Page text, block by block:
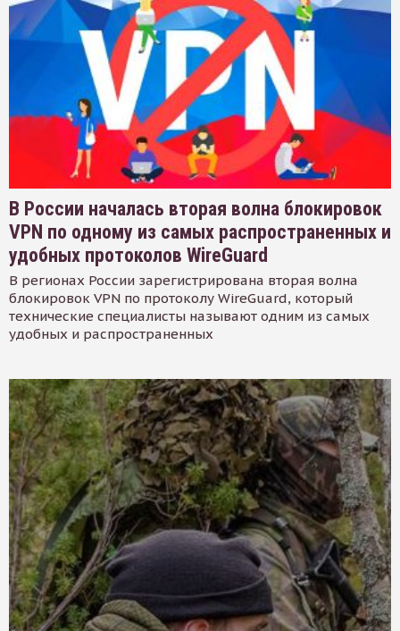
В России началась вторая волна блокировок
VPN по одному из самых распространенных и
удобных протоколов WireGuard
В регионах России зарегистрирована вторая волна
блокировок VPN по протоколу WireGuard, который
технические специалисты называют одним из самых
удобных и распространенных